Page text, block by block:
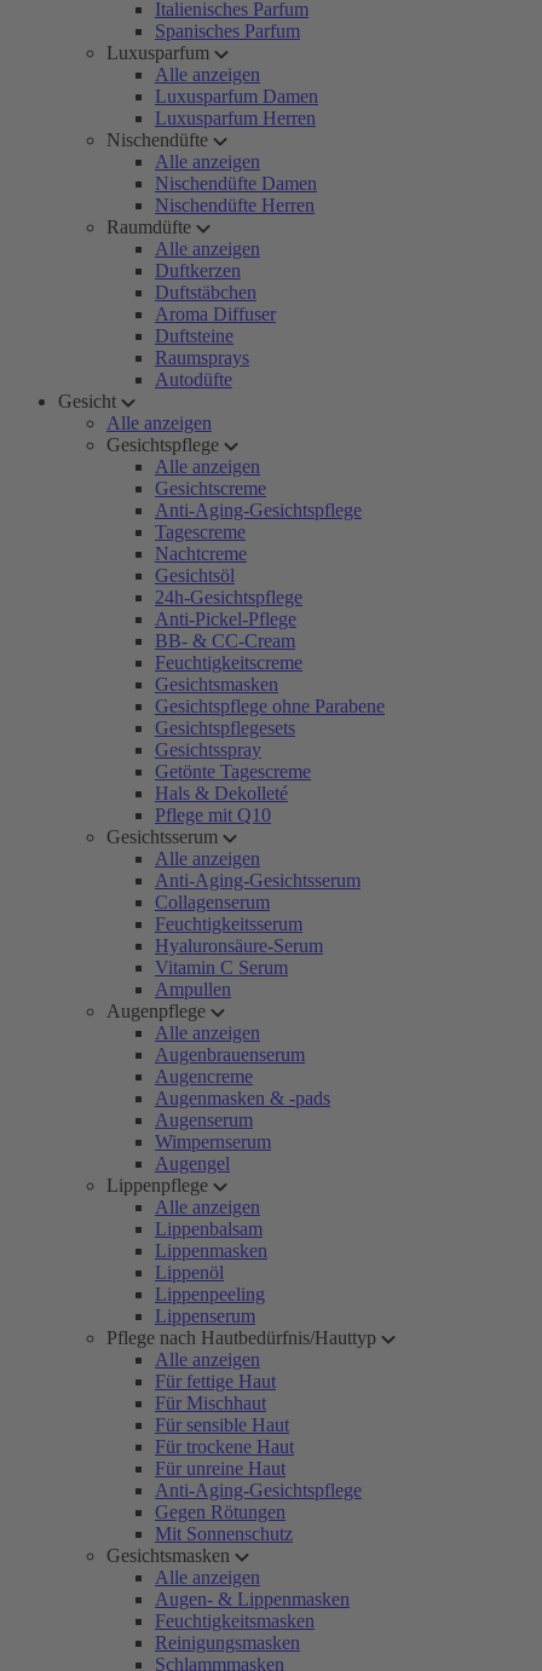
Italienisches Parfum
Spanisches Parfum
Luxusparfum
Alle anzeigen
Luxusparfum Damen
Luxusparfum Herren
Nischendüfte
Alle anzeigen
Nischendüfte Damen
Nischendüfte Herren
Raumdüfte
Alle anzeigen
Duftkerzen
Duftstäbchen
Aroma Diffuser
Duftsteine
Raumsprays
Autodüfte
Gesicht
Alle anzeigen
Gesichtspflege
Alle anzeigen
Gesichtscreme
Anti-Aging-Gesichtspflege
Tagescreme
Nachtcreme
Gesichtsöl
24h-Gesichtspflege
Anti-Pickel-Pflege
BB- & CC-Cream
Feuchtigkeitscreme
Gesichtsmasken
Gesichtspflege ohne Parabene
Gesichtspflegesets
Gesichtsspray
Getönte Tagescreme
Hals & Dekolleté
Pflege mit Q10
Gesichtsserum
Alle anzeigen
Anti-Aging-Gesichtsserum
Collagenserum
Feuchtigkeitsserum
Hyaluronsäure-Serum
Vitamin C Serum
Ampullen
Augenpflege
Alle anzeigen
Augenbrauenserum
Augencreme
Augenmasken & -pads
Augenserum
Wimpernserum
Augengel
Lippenpflege
Alle anzeigen
Lippenbalsam
Lippenmasken
Lippenöl
Lippenpeeling
Lippenserum
Pflege nach Hautbedürfnis/Hauttyp
Alle anzeigen
Für fettige Haut
Für Mischhaut
Für sensible Haut
Für trockene Haut
Für unreine Haut
Anti-Aging-Gesichtspflege
Gegen Rötungen
Mit Sonnenschutz
Gesichtsmasken
Alle anzeigen
Augen- & Lippenmasken
Feuchtigkeitsmasken
Reinigungsmasken
Schlammmasken